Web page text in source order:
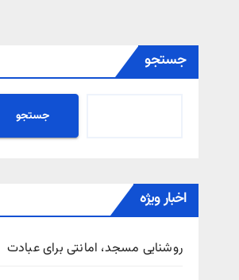
جستجو
جستجو
اخبار ویژه
روشنایی مسجد، امانتی برای عبادت